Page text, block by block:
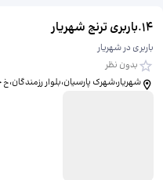
14
.باربری ترنج شهریار
باربری در شهریار
بدون نظر
شهریار،شهرک پارسیان،بلوار